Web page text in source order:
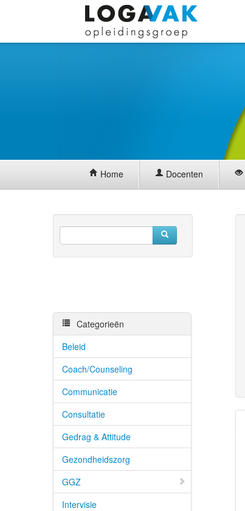
Home Docenten
Categorieën
Beleid
Coach/Counseling
Communicatie
Consultatie
Gedrag & Attitude
Gezondheidszorg
GGZ
Intervisie